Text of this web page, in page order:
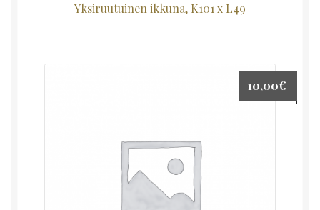
Yksiruutuinen ikkuna, K101 x L49
10,00€